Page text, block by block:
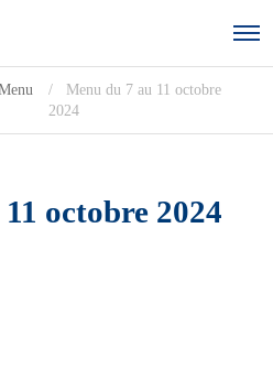
Menu du 7 au 11 octobre
2024
octobre 2024